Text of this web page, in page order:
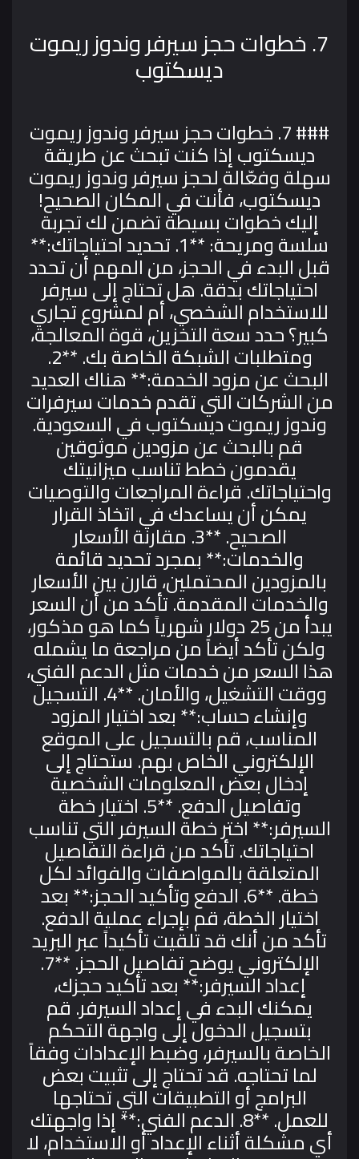
7. خطوات حجز سيرفر وندوز ريموت
ديسكتوب
### 7. خطوات حجز سيرفر وندوز ريموت
ديسكتوبإذا كنت تبحث عن طريقة
سهلة وفعّالة لحجز سيرفر وندوز ريموت
ديسكتوب، فأنت في المكان الصحيح!
إليك خطوات بسيطة تضمن لك تجربة
سلسة ومريحة: **1. تحديد احتياجاتك:**
قبل البدء في الحجز، من المهم أن تحدد
احتياجاتك بدقة. هل تحتاج إلى سيرفر
للاستخدام الشخصي، أم لمشروع تجاري
كبير؟ حدد سعة التخزين، قوة المعالجة،
ومتطلبات الشبكة الخاصة بك. **2.
البحث عن مزود الخدمة:** هناك العديد
من الشركات التي تقدم خدمات سيرفرات
وندوز ريموت ديسكتوب في السعودية.
قم بالبحث عن مزودين موثوقين
يقدمون خطط تناسب ميزانيتك
واحتياجاتك. قراءة المراجعات والتوصيات
يمكن أن يساعدك في اتخاذ القرار
الصحيح. **3. مقارنة الأسعار
والخدمات:** بمجرد تحديد قائمة
بالمزودين المحتملين، قارن بين الأسعار
والخدمات المقدمة. تأكد من أن السعر
يبدأ من 25 دولار شهرياً كما هو مذكور،
ولكن تأكد أيضاً من مراجعة ما يشمله
هذا السعر من خدمات مثل الدعم الفني،
ووقت التشغيل، والأمان. **4. التسجيل
وإنشاء حساب:** بعد اختيار المزود
المناسب، قم بالتسجيل على الموقع
الإلكتروني الخاص بهم. ستحتاج إلى
إدخال بعض المعلومات الشخصية
وتفاصيل الدفع. **5. اختيار خطة
السيرفر:** اختر خطة السيرفر التي تناسب
احتياجاتك. تأكد من قراءة التفاصيل
المتعلقة بالمواصفات والفوائد لكل
خطة. **6. الدفع وتأكيد الحجز:** بعد
اختيار الخطة، قم بإجراء عملية الدفع.
تأكد من أنك قد تلقيت تأكيداً عبر البريد
الإلكتروني يوضح تفاصيل الحجز. **7.
إعداد السيرفر:** بعد تأكيد حجزك،
يمكنك البدء في إعداد السيرفر. قم
بتسجيل الدخول إلى واجهة التحكم
الخاصة بالسيرفر، وضبط الإعدادات وفقاً
لما تحتاجه. قد تحتاج إلى تثبيت بعض
البرامج أو التطبيقات التي تحتاجها
للعمل. **8. الدعم الفني:** إذا واجهتك
أي مشكلة أثناء الإعداد أو الاستخدام، لا